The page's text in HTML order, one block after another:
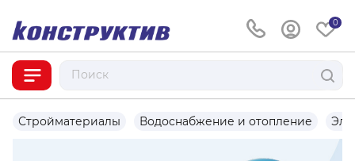
0
Стройматериалы Водоснабжение и отопление